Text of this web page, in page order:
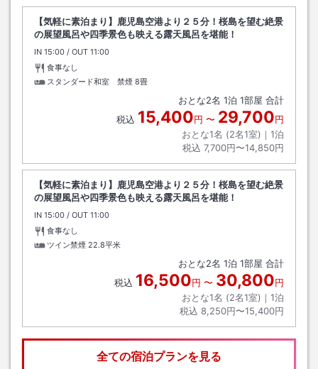
【気軽に素泊まり】鹿児島空港より２５分！桜島を望む絶景
の展望風呂や四季景色も映える露天風呂を堪能！
IN チェックイン
15:00 / OUT チェックアウト
11:00
食事なし
スタンダード和室 禁煙 8畳
おとな2名 1泊 1部屋 合計
税込 15,400円 〜 29,700円
おとな1名 (2名1室)｜ 1泊
税込 7,700円〜14,850円
【気軽に素泊まり】鹿児島空港より２５分！桜島を望む絶景
の展望風呂や四季景色も映える露天風呂を堪能！
IN チェックイン
15:00 / OUT チェックアウト
11:00
食事なし
ツイン禁煙 22.8平米
おとな2名 1泊 1部屋 合計
税込 16,500円 〜 30,800円
おとな1名 (2名1室)｜ 1泊
税込 8,250円〜15,400円
全ての宿泊プランを見る